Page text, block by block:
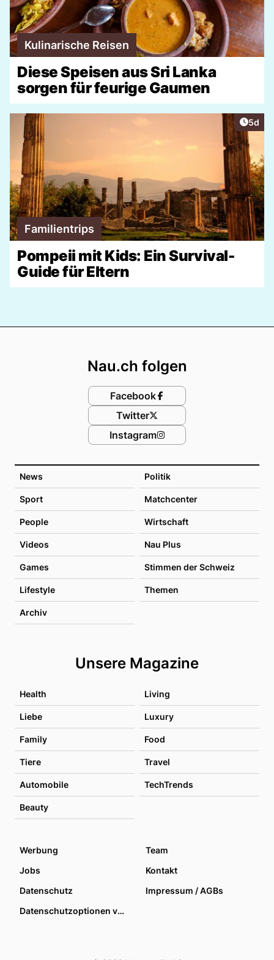
Kulinarische Reisen
Diese Speisen aus Sri Lanka
sorgen für feurige Gaumen
5d
Familientrips
Pompeii mit Kids: Ein Survival-
Guide für Eltern
News Politik
Sport Matchcenter
People Wirtschaft
Videos Nau Plus
Games Stimmen der Schweiz
Lifestyle Themen
Archiv
Unsere Magazine
Health Living
Liebe Luxury
Family Food
Tiere Travel
Automobile TechTrends
Beauty
Nau.ch folgen
Facebook
Twitter
Instagram
Werbung
Team
Jobs
Kontakt
Datenschutz
Impressum / AGBs
Datenschutzoptionen verwalten